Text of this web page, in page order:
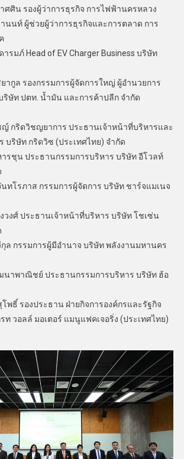
ศศิน รองผู้ว่าการธุรกิจ การไฟฟ้านครหลวง
นนท์ ผู้ช่วยผู้ว่าการธุรกิจและการตลาด การ
มภ์ Head of EV Charger Business บริษัท
ากูล รองกรรมการผู้จัดการใหญ่ ผู้อำนวยการ
ริษัท ปตท. นํ้ามัน และการค้าปลีก จำกัด
กริดวิชญยาการ ประธานเจ้าหน้าที่บริหารและ
บริษัท กริดวิซ (ประเทศไทย) จํากัด
ชุน ประธานกรรมการบริหาร บริษัท อีโวลท์
ทโรภาส กรรมการผู้จัดการ บริษัท ชาร์จแมเนจ
วงศ์ ประธานเจ้าหน้าที่บริหาร บริษัท โชเซ่น
ล กรรมการผู้มีอำนาจ บริษัท พลังงานมหานคร
าพาณิชย์ ประธานกรรมการบริหาร บริษัท ฮ้อ
พธิ์ รองประธาน ฝ่ายกิจการองค์กรและรัฐกิจ
ท วอลล์ มอเตอร์ แมนูแฟคเจอริ่ง (ประเทศไทย)